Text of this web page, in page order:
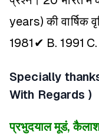
years) की वार्षिक
1981✔ B. 1991
Specially
With Regards )
प्रभुदयाल मूडं, कैलाश